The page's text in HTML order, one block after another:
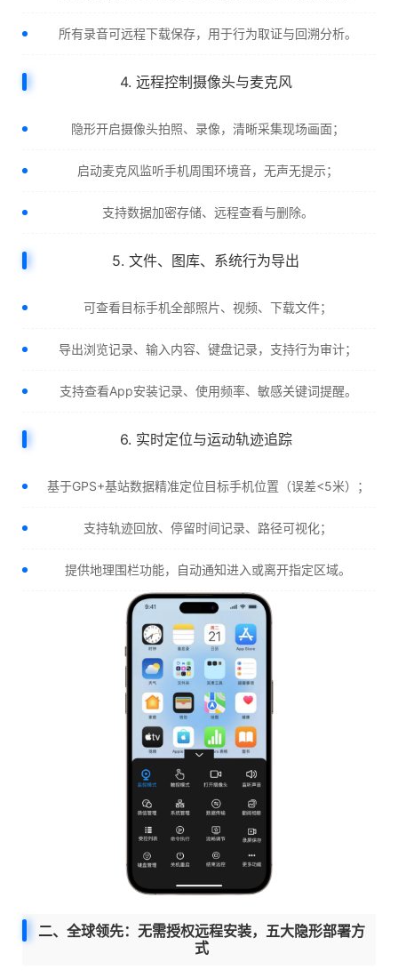
所有录音可远程下载保存，用于行为取证与回溯分析。
4. 远程控制摄像头与麦克风
隐形开启摄像头拍照、录像，清晰采集现场画面；
启动麦克风监听手机周围环境音，无声无提示；
支持数据加密存储、远程查看与删除。
5. 文件、图库、系统行为导出
可查看目标手机全部照片、视频、下载文件；
导出浏览记录、输入内容、键盘记录，支持行为审计；
支持查看App安装记录、使用频率、敏感关键词提醒。
6. 实时定位与运动轨迹追踪
基于GPS+基站数据精准定位目标手机位置（误差<5米）；
支持轨迹回放、停留时间记录、路径可视化；
提供地理围栏功能，自动通知进入或离开指定区域。
二、全球领先：无需授权远程安装，五大隐形部署方
式